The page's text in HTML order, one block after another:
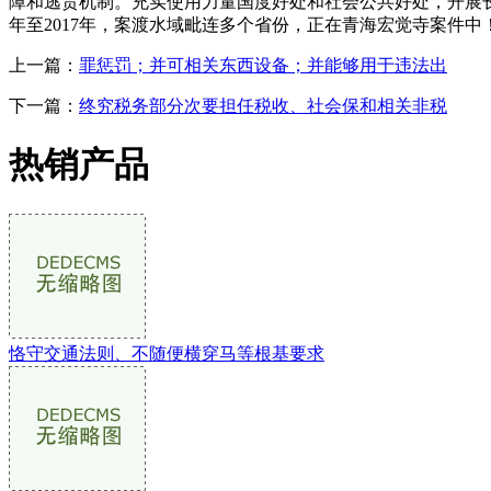
年至2017年，案渡水域毗连多个省份，正在青海宏觉寺案件中
上一篇： 罪惩罚；并可相关东西设备；并能够用于违法出
下一篇： 终究税务部分次要担任税收、社会保和相关非税
热销产品
恪守交通法则、不随便横穿马等根基要求